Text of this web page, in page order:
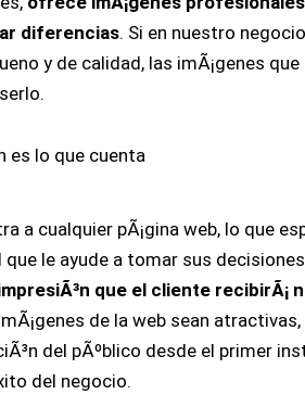
diferencias. Si en nuestro
y de calidad, las imÃ¡genes
es lo que cuenta
a cualquier pÃ¡gina web, lo que
que le ayude a tomar sus
que el cliente recibirÃ¡
de la web sean
del pÃºblico desde el primer
del negocio.